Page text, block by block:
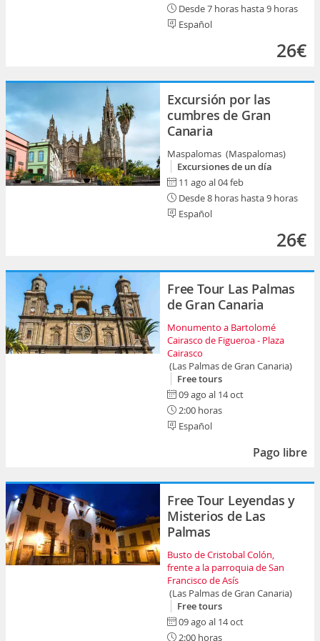
Desde 7 horas hasta 9 horas
Español
26€
Excursión por las
cumbres de Gran
Canaria
Maspalomas (Maspalomas)
Excursiones de un día
11 ago al 04 feb
Desde 8 horas hasta 9 horas
Español
26€
Free Tour Las Palmas
de Gran Canaria
Monumento a Bartolomé
Cairasco de Figueroa - Plaza
Cairasco
(Las Palmas de Gran Canaria)
Free tours
09 ago al 14 oct
2:00 horas
Español
Pago libre
Free Tour Leyendas y
Misterios de Las
Palmas
Busto de Cristobal Colón,
frente a la parroquia de San
Francisco de Asís
(Las Palmas de Gran Canaria)
Free tours
09 ago al 14 oct
2:00 horas